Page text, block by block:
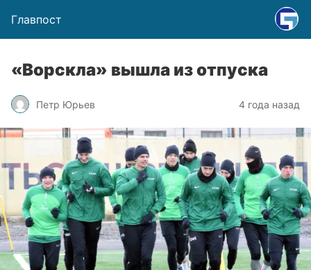
Главпост
«Ворскла» вышла из отпуска
Петр Юрьев 4 года назад